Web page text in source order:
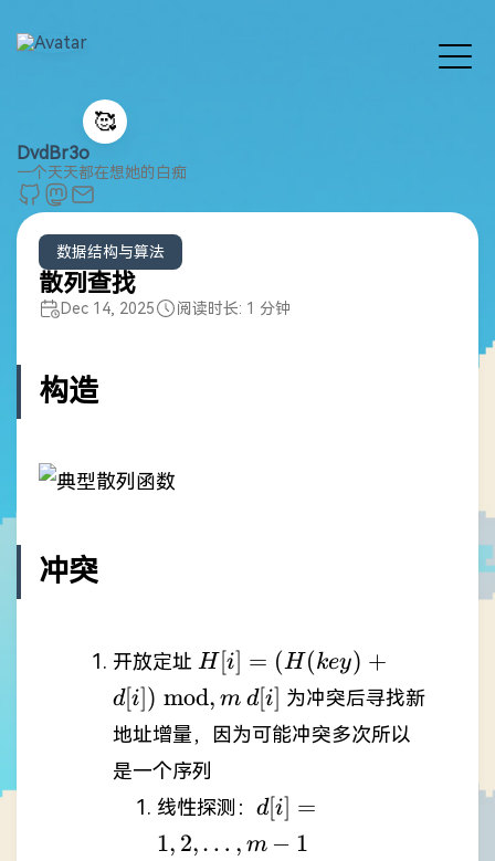
🥰
DvdBr3o
一个天天都在想她的白痴
数据结构与算法
散列查找
Dec 14, 2025 阅读时长: 1 分钟
构造
冲突
开放定址 H[i]=
(H(key)+d[i]) \
\mathrm{mod}
, m
H[i] = (H(key) +
d[i]) mod, m d[i]
d[i] 为冲突后寻找新
地址增量，因为可能冲突多次所以
是一个序列
线性探测： d[i]=1,2,\dots,m-
d[i] =
1, 2,… , m − 1